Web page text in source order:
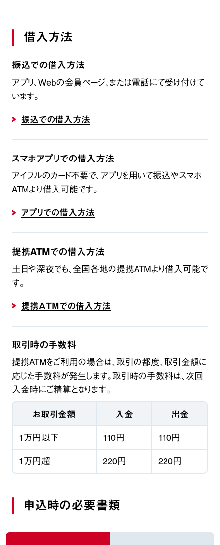
借入方法
振込での借入方法
アプリ、Webの会員ページ、または電話にて受け付けて
います。
振込での借入方法
スマホアプリでの借入方法
アイフルのカード不要で、アプリを用いて振込やスマホ
ATMより借入可能です。
アプリでの借入方法
提携ATMでの借入方法
土日や深夜でも、全国各地の提携ATMより借入可能で
す。
提携ATMでの借入方法
取引時の手数料
提携ATMをご利用の場合は、取引の都度、取引金額に
応じた手数料が発生します。取引時の手数料は、次回
入金時にご精算となります。
お取引金額 入金 出金
1万円以下 110円 110円
1万円超 220円 220円
申込時の必要書類